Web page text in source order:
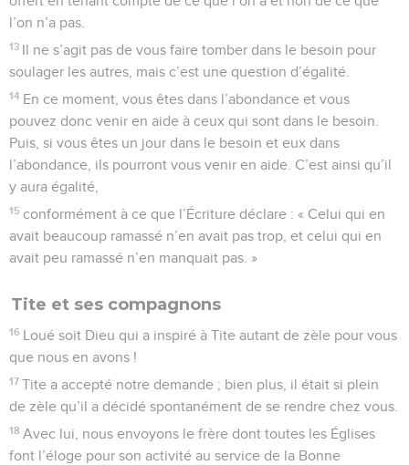
l’on n’a pas.
13 Il ne s’agit pas de vous faire tomber dans le besoin pour
soulager les autres, mais c’est une question d’égalité.
14 En ce moment, vous êtes dans l’abondance et vous
pouvez donc venir en aide à ceux qui sont dans le besoin.
Puis, si vous êtes un jour dans le besoin et eux dans
l’abondance, ils pourront vous venir en aide. C’est ainsi qu’il
y aura égalité,
15 conformément à ce que l’Écriture déclare : « Celui qui en
avait beaucoup ramassé n’en avait pas trop, et celui qui en
avait peu ramassé n’en manquait pas. »
Tite et ses compagnons
16 Loué soit Dieu qui a inspiré à Tite autant de zèle pour vous
que nous en avons !
17 Tite a accepté notre demande ; bien plus, il était si plein
de zèle qu’il a décidé spontanément de se rendre chez vous.
18 Avec lui, nous envoyons le frère dont toutes les Églises
font l’éloge pour son activité au service de la Bonne